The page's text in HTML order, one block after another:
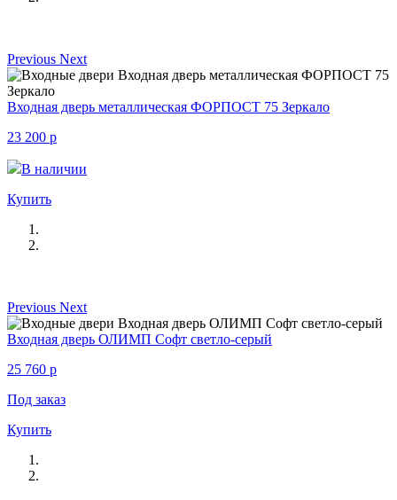
Previous Next
Входная дверь металлическая ФОРПОСТ 75 Зеркало
23 200 p
В наличии
Купить
Previous Next
Входная дверь ОЛИМП Софт светло-серый
25 760 p
Под заказ
Купить